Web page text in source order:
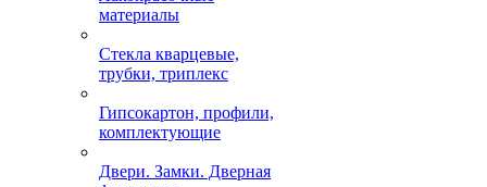
материалы
Стекла кварцевые,
трубки, триплекс
Гипсокартон, профили,
комплектующие
Двери. Замки. Дверная